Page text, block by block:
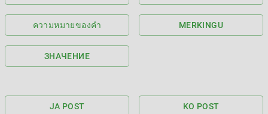
ความหมายของคำ MERKINGU
ЗНАЧЕНИЕ
JA POST KO POST